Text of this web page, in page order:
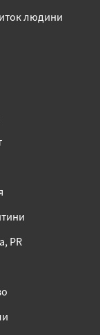
людини
PR